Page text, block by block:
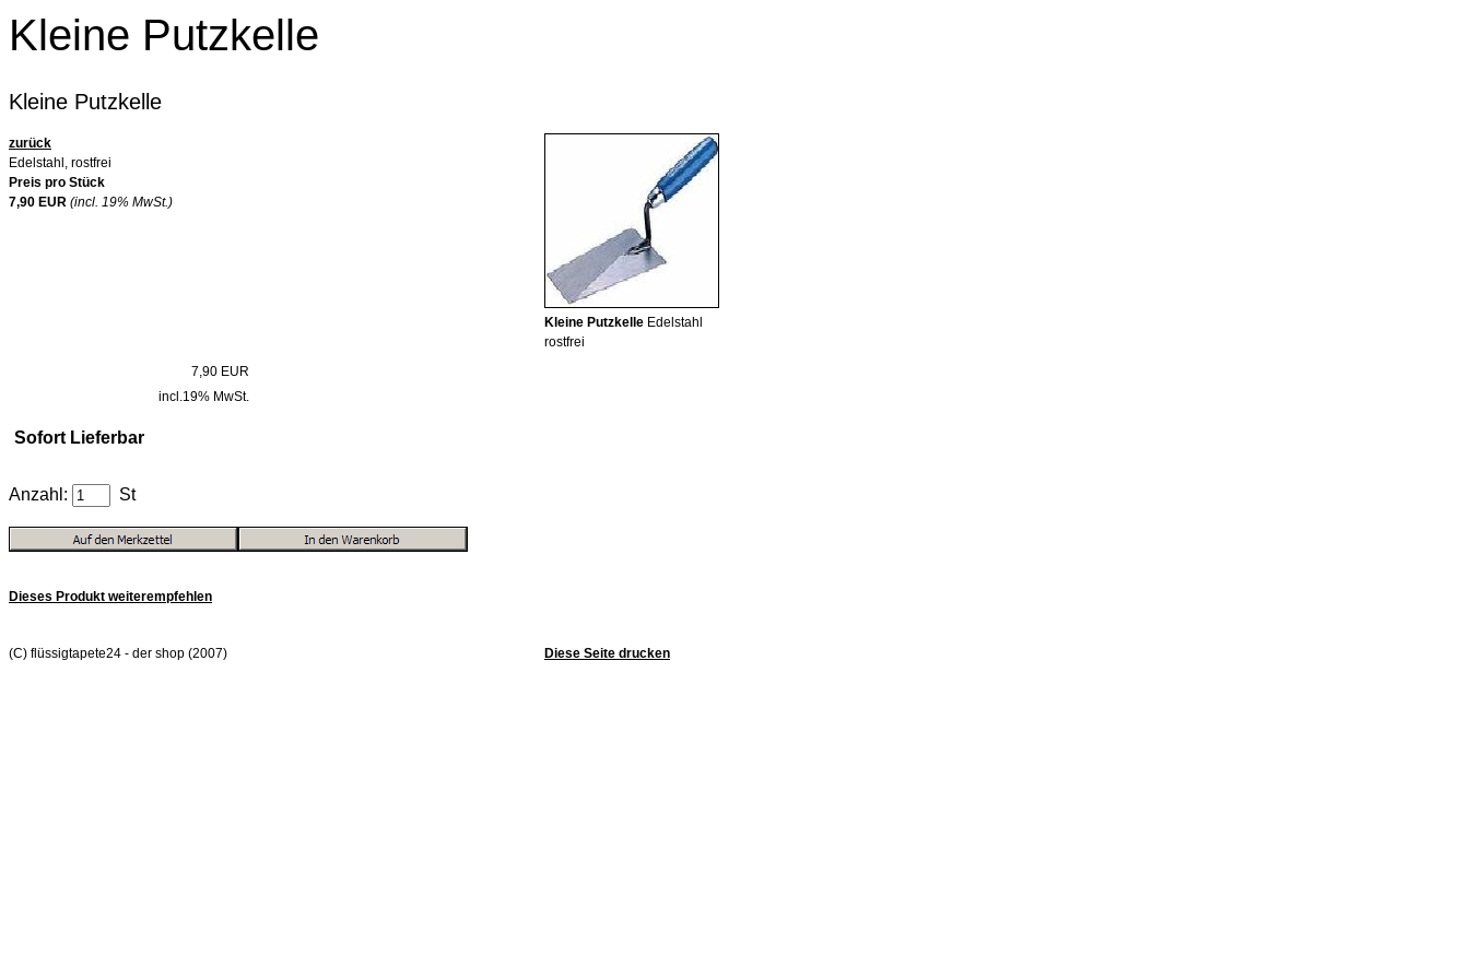
Kleine Putzkelle
Kleine Putzkelle
zurück
Edelstahl, rostfrei
Preis pro Stück
7,90 EUR (incl. 19% MwSt.)
Kleine Putzkelle Edelstahl
rostfrei
7,90 EUR
incl.19% MwSt.
Sofort Lieferbar
Anzahl: St
Dieses Produkt weiterempfehlen
(C) flüssigtapete24 - der shop (2007) Diese Seite drucken